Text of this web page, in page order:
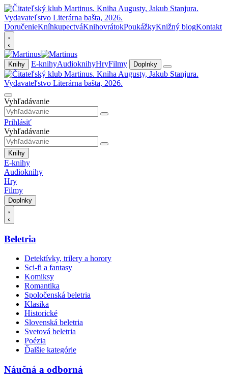
DoručenieKníhkupectváKnihovrátokPoukážkyKnižný blogKontakt
Knihy E-knihyAudioknihyHryFilmy Doplnky
Vyhľadávanie
Prihlásiť
Vyhľadávanie
Knihy
E-knihy
Audioknihy
Hry
Filmy
Doplnky
Beletria
Detektívky, trilery a horory
Sci-fi a fantasy
Komiksy
Romantika
Spoločenská beletria
Klasika
Historické
Slovenská beletria
Svetová beletria
Poézia
Ďalšie kategórie
Náučná a odborná